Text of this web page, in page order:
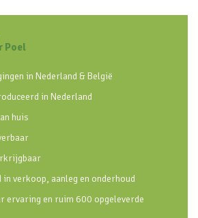
Poel
in Nederland & België
in Nederland
huis
in verkoop, aanleg en onderhoud
ervaring en ruim 600 opgeleverde